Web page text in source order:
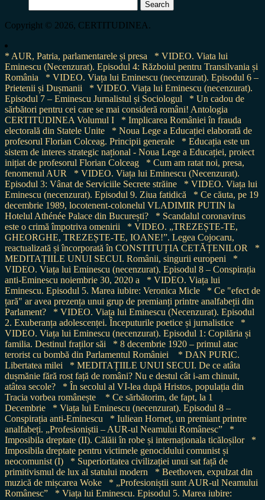
for:
Copyright © 2026, CERTITUDINEA.
* AUR, Patria, parlamentarele și presa
* VIDEO. Viata lui
Eminescu (Necenzurat). Episodul 4: Războiul pentru Transilvania și
România
* VIDEO. Viața lui Eminescu (necenzurat). Episodul 6 –
Prietenii și Dușmanii
* VIDEO. Viața lui Eminescu (necenzurat).
Episodul 7 – Eminescu Jurnalistul și Sociologul
* Un cadou de
sărbători pentru cei care se mai consideră români! Antologia
CERTITUDINEA Volumul I
* Implicarea României în frauda
electorală din Statele Unite
* Noua Lege a Educației elaborată de
profesorul Florian Colceag. Principii generale
* Educația este un
sistem de interes strategic național - Noua Lege a Educației, proiect
inițiat de profesorul Florian Colceag
* Cum am ratat noi, presa,
fenomenul AUR
* VIDEO. Viața lui Eminescu (Necenzurat).
Episodul 3: Vânat de Serviciile Secrete străine
* VIDEO. Viața lui
Eminescu (necenzurat). Episodul 9. Ziua fatidică
* Ce căuta, pe 19
decembrie 1989, locotenent-colonelul VLADIMIR PUTIN la
Hotelul Athénée Palace din București?
* Scandalul coronavirus
este o crimă împotriva omenirii
* VIDEO. „TREZEȘTE-TE,
GHEORGHE, TREZEȘTE-TE, IOANE!”. Legea Cojocaru,
reactualizată și încorporată în CONSTITUȚIA CETĂȚENILOR
*
MEDITAȚIILE UNUI SECUI. Românii, singurii europeni
*
VIDEO. Viața lui Eminescu (necenzurat). Episodul 8 – Conspirația
anti-Eminescu noiembrie 30, 2020 a
* VIDEO. Viața lui
Eminescu. Episodul 5. Marea iubire: Veronica Micle
* Ce "efect de
țară" ar avea prezența unui grup de premianți printre analfabeții din
Parlament?
* VIDEO. Viața lui Eminescu (Necenzurat). Episodul
2. Exuberanța adolescenței. Începuturile poetice și jurnalistice
*
VIDEO. Viața lui Eminescu (necenzurat). Episodul 1: Copilăria și
familia. Destinul fraților săi
* 8 decembrie 1920 – primul atac
terorist cu bombă din Parlamentul României
* DAN PURIC.
Libertatea milei
* MEDITAȚIILE UNUI SECUI. De ce atâta
dușmănie fără rost față de români? Nu e destul cât i-am chinuit,
atâtea secole?
* În secolul al VI-lea după Hristos, populația din
Tracia vorbea românește
* Ce sărbătorim, de fapt, la 1
Decembrie
* Viața lui Eminescu (necenzurat). Episodul 8 –
Conspirația anti-Eminescu
* Iuliean Horneț, un premiant printre
analfabeți. „Profesioniștii – AUR-ul Neamului Românesc”
*
Imposibila dreptate (II). Călăii în robe și internaționala ticăloșilor
*
Imposibila dreptate pentru victimele genocidului comunist și
neocomunist (I)
* Superioritatea civilizației unui sat față de
primitivismul de lux al statului modern
* Beethoven, expulzat din
muzică de mișcarea Woke
* „Profesioniștii sunt AUR-ul Neamului
Românesc”
* Viața lui Eminescu. Episodul 5. Marea iubire: